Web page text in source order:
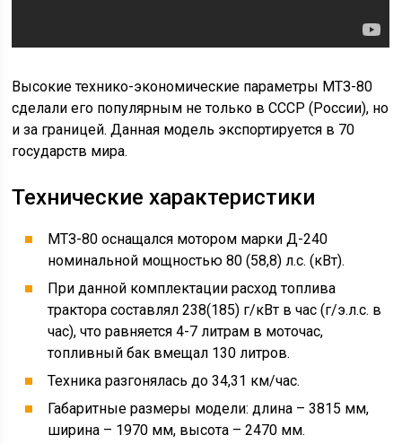
Высокие технико-экономические параметры МТЗ-80
сделали его популярным не только в СССР (России), но
и за границей. Данная модель экспортируется в 70
государств мира.
Технические характеристики
МТЗ-80 оснащался мотором марки Д-240
номинальной мощностью 80 (58,8) л.с. (кВт).
При данной комплектации расход топлива
трактора составлял 238(185) г/кВт в час (г/э.л.с. в
час), что равняется 4-7 литрам в моточас,
топливный бак вмещал 130 литров.
Техника разгонялась до 34,31 км/час.
Габаритные размеры модели: длина – 3815 мм,
ширина – 1970 мм, высота – 2470 мм.